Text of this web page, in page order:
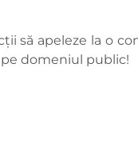
să apeleze la o
domeniul public!